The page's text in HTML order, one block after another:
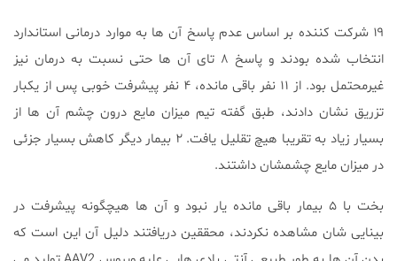
۱۹ شرکت کننده بر اساس عدم پاسخ آن ها به موارد درمانی استاندارد
انتخاب شده بودند و پاسخ ۸ تای آن ها حتی نسبت به درمان نیز
غیرمحتمل بود. از ۱۱ نفر باقی مانده، ۴ نفر پیشرفت خوبی پس از یکبار
تزریق نشان دادند، طبق گفته تیم میزان مایع درون چشم آن ها از
بسیار زیاد به تقریبا هیچ تقلیل یافت. ۲ بیمار دیگر کاهش بسیار جزئی
در میزان مایع چشمشان داشتند.
بخت با ۵ بیمار باقی مانده یار نبود و آن ها هیچگونه پیشرفت در
بینایی شان مشاهده نکردند، محققین دریافتند دلیل آن این است که